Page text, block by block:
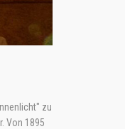
zu
Von 1895